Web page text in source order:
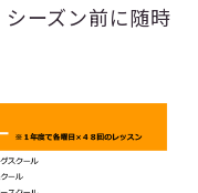
ーズン前に随時